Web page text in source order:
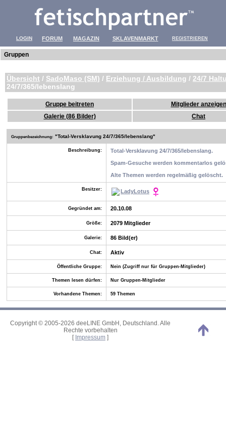
LOGIN FORUM MAGAZIN SKLAVENMARKT REGISTRIEREN
Gruppen
Übersicht / SadoMaso (SM) / Erziehung / Ausbildung / 24/7
24/7/365/lebenslang
Gruppe beitreten
Mitglieder anzeigen
Galerie (86 Bilder)
Chat
Gruppenbezeichnung: "Total-Versklavung 24/7/365/lebenslang"
Beschreibung:
Total-Versklavung 24/7/365/lebenslang.
Spam-Gesuche werden kommentarlos
Alte Themen werden regelmäßig gelöscht.
Besitzer: LadyLotus
Gegründet am: 20.10.08
Größe: 2079 Mitglieder
Galerie: 86 Bild(er)
Chat: Aktiv
Öffentliche Gruppe: Nein (Zugriff nur für Gruppen-Mitglieder)
Themen lesen dürfen: Nur Gruppen-Mitglieder
Vorhandene Themen: 59 Themen
Copyright © 2005-2026 deeLINE GmbH, Deutschland. Alle
Rechte vorbehalten
[ Impressum ]